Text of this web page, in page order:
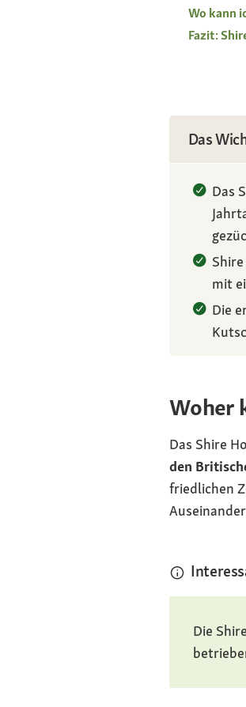
Wo kann
Fazit:
Das
Das
mit
Die
Woher
Das Shire
den
friedlichen
Die